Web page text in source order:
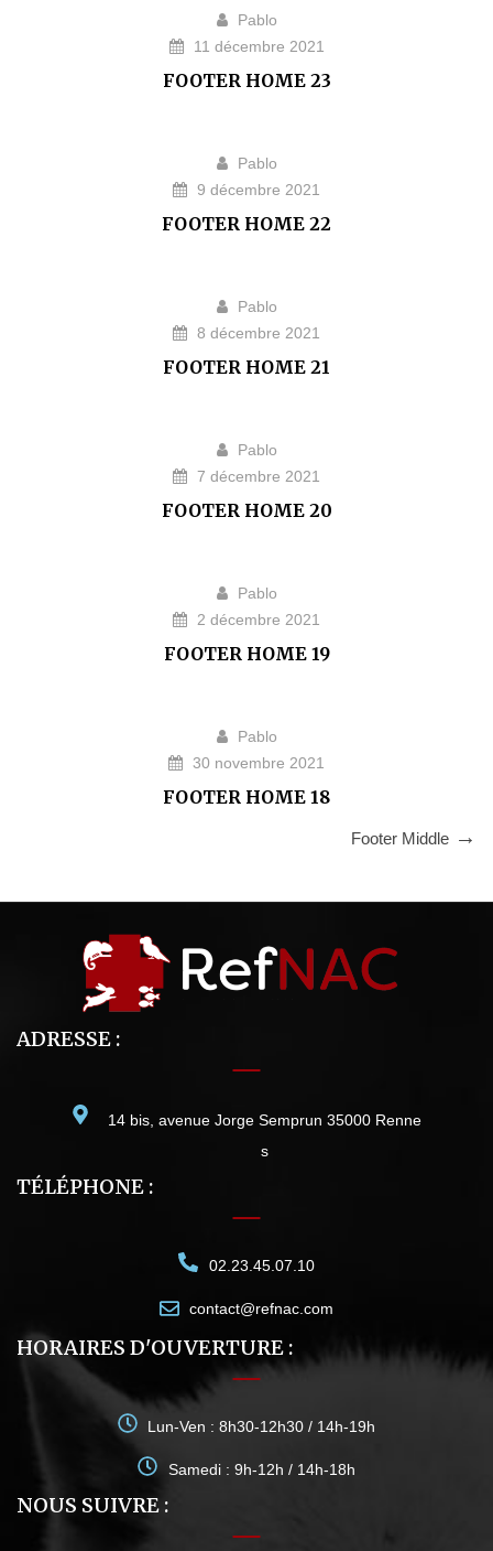
Pablo
11 décembre 2021
FOOTER HOME 23
Pablo
9 décembre 2021
FOOTER HOME 22
Pablo
8 décembre 2021
FOOTER HOME 21
Pablo
7 décembre 2021
FOOTER HOME 20
Pablo
2 décembre 2021
FOOTER HOME 19
Pablo
30 novembre 2021
FOOTER HOME 18
Footer Middle
ADRESSE :
14 bis, avenue Jorge Semprun 35000 Renne
s
TÉLÉPHONE :
02.23.45.07.10
contact@refnac.com
HORAIRES D'OUVERTURE :
Lun-Ven : 8h30-12h30 / 14h-19h
Samedi : 9h-12h / 14h-18h
NOUS SUIVRE :